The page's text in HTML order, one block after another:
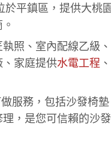
於平鎮區，提供大桃
照、室內配線乙級
家庭提供水電工程
服務，包括沙發椅
，是您可信賴的沙